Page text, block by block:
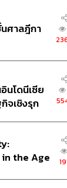
ศาลฎีกา
นโดนีเซีย
จเชิงรุก
the Age